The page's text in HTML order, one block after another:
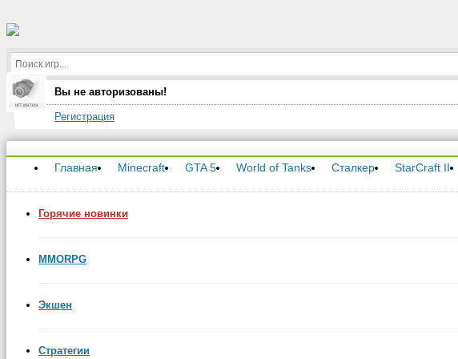
Вы не авторизованы!
Регистрация
Главная Minecraft GTA 5 World of Tanks Сталкер StarCraft II
Горячие новинки
MMORPG
Экшен
Стратегии